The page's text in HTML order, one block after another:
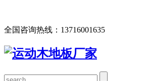
全国咨询热线： 13716001635